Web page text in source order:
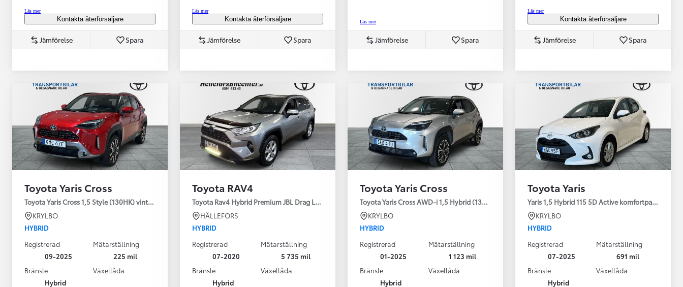
Läs mer
Kontakta återförsäljare
Jämförelse Spara
Läs mer
Kontakta återförsäljare
Jämförelse Spara
Läs mer
Jämförelse Spara
Läs mer
Kontakta återförsäljare
Jämförelse Spara
Toyota Yaris Cross
Toyota Yaris Cross 1,5 Style (130HK) vinterhjul
KRYLBO
HYBRID
Registrerad
09-2025
Mätarställning
225 mil
Bränsle
Hybrid
Växellåda
Toyota RAV4
Toyota Rav4 Hybrid Premium JBL Drag Led ramp Vhjul motorv
HÄLLEFORS
HYBRID
Registrerad
07-2020
Mätarställning
5 735 mil
Bränsle
Hybrid
Växellåda
Toyota Yaris Cross
Toyota Yaris Cross AWD-i 1,5 Hybrid (130HK) Style V-hjul
KRYLBO
HYBRID
Registrerad
01-2025
Mätarställning
1 123 mil
Bränsle
Hybrid
Växellåda
Toyota Yaris
Yaris 1,5 Hybrid 115 5D Active komfortpaket
KRYLBO
HYBRID
Registrerad
07-2025
Mätarställning
691 mil
Bränsle
Hybrid
Växellåda